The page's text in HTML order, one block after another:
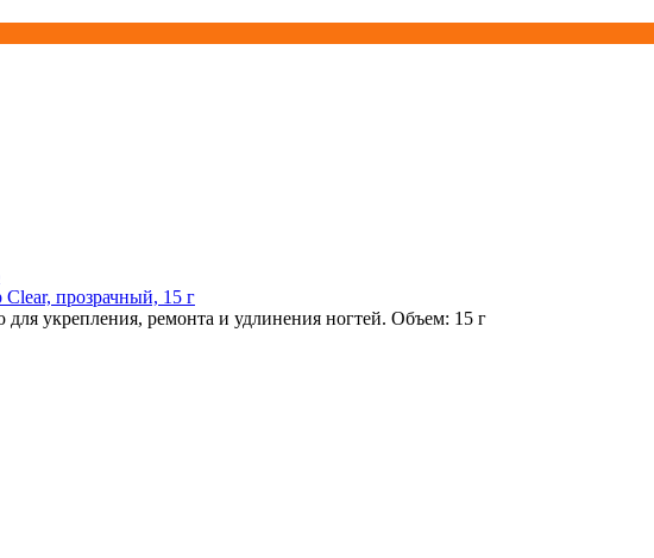
прозрачный, 15 г
укрепления, ремонта и удлинения ногтей. Объем: 15 г